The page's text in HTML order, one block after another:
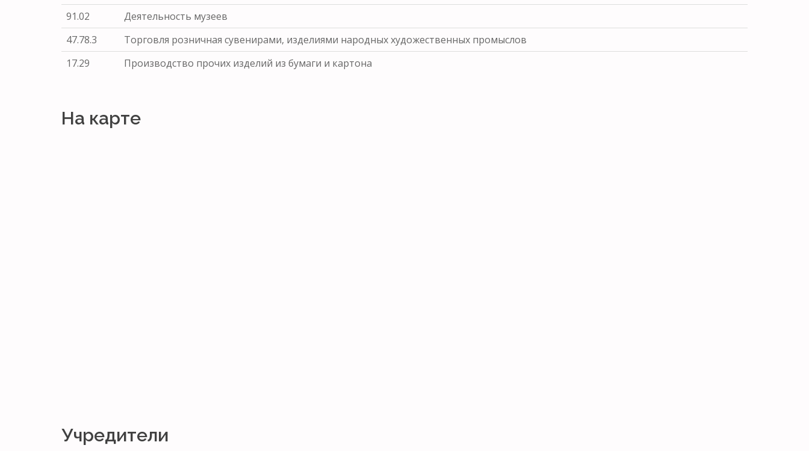
91.02
Деятельность музеев
47.78.3
Торговля розничная сувенирами, изделиями народных художественных промыслов
17.29
Производство прочих изделий из бумаги и картона
На карте
Учредители